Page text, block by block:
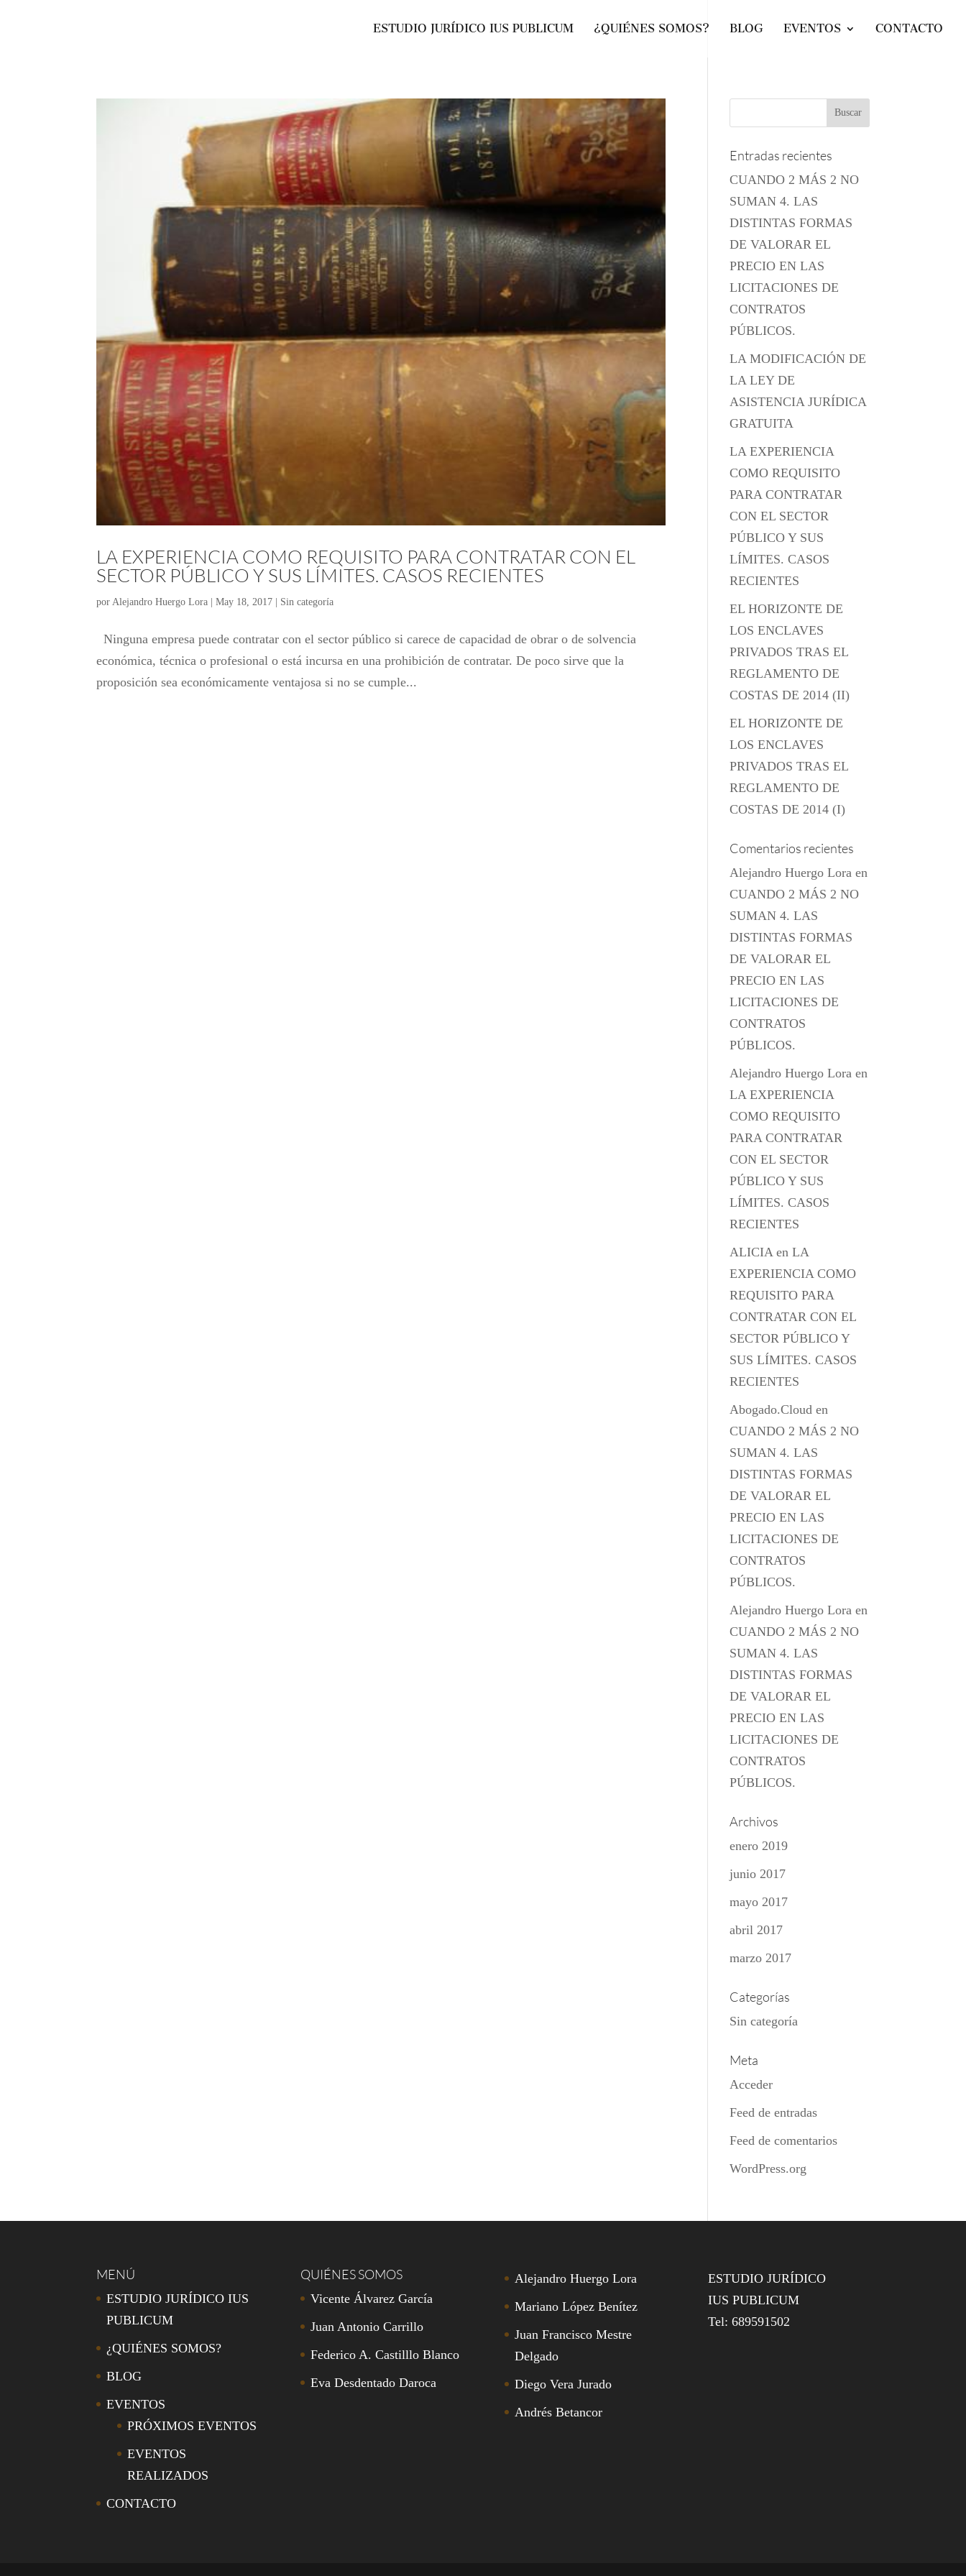
ESTUDIO JURÍDICO IUS PUBLICUM ¿QUIÉNES SOMOS? BLOG EVENTOS CONTACTO
LA EXPERIENCIA COMO REQUISITO PARA CONTRATAR CON EL
SECTOR PÚBLICO Y SUS LÍMITES. CASOS RECIENTES
por Alejandro Huergo Lora |May 18, 2017 | Sin categoría
Ninguna empresa puede contratar con el sector público si carece de capacidad de obrar o de solvencia
económica, técnica o profesional o está incursa en una prohibición de contratar. De poco sirve que la
proposición sea económicamente ventajosa si no se cumple...
Entradas recientes
CUANDO 2 MÁS 2 NO
SUMAN 4. LAS
DISTINTAS FORMAS
DE VALORAR EL
PRECIO EN LAS
LICITACIONES DE
CONTRATOS
PÚBLICOS.
LA MODIFICACIÓN DE
LA LEY DE
ASISTENCIA JURÍDICA
GRATUITA
LA EXPERIENCIA
COMO REQUISITO
PARA CONTRATAR
CON EL SECTOR
PÚBLICO Y SUS
LÍMITES. CASOS
RECIENTES
EL HORIZONTE DE
LOS ENCLAVES
PRIVADOS TRAS EL
REGLAMENTO DE
COSTAS DE 2014 (II)
EL HORIZONTE DE
LOS ENCLAVES
PRIVADOS TRAS EL
REGLAMENTO DE
COSTAS DE 2014 (I)
Comentarios recientes
Alejandro Huergo Lora en
CUANDO 2 MÁS 2 NO
SUMAN 4. LAS
DISTINTAS FORMAS
DE VALORAR EL
PRECIO EN LAS
LICITACIONES DE
CONTRATOS
PÚBLICOS.
Alejandro Huergo Lora en
LA EXPERIENCIA
COMO REQUISITO
PARA CONTRATAR
CON EL SECTOR
PÚBLICO Y SUS
LÍMITES. CASOS
RECIENTES
ALICIAenLA
EXPERIENCIA COMO
REQUISITO PARA
CONTRATAR CON EL
SECTOR PÚBLICO Y
SUS LÍMITES. CASOS
RECIENTES
Abogado.Cloud en
CUANDO 2 MÁS 2 NO
SUMAN 4. LAS
DISTINTAS FORMAS
DE VALORAR EL
PRECIO EN LAS
LICITACIONES DE
CONTRATOS
PÚBLICOS.
Alejandro Huergo Lora en
CUANDO 2 MÁS 2 NO
SUMAN 4. LAS
DISTINTAS FORMAS
DE VALORAR EL
PRECIO EN LAS
LICITACIONES DE
CONTRATOS
PÚBLICOS.
Archivos
enero 2019
junio 2017
mayo 2017
abril 2017
marzo 2017
Categorías
Sin categoría
Meta
Acceder
Feed de entradas
Feed de comentarios
WordPress.org
MENÚ
ESTUDIO JURÍDICO IUS
PUBLICUM
¿QUIÉNES SOMOS?
BLOG
EVENTOS
PRÓXIMOS EVENTOS
EVENTOS
REALIZADOS
CONTACTO
QUIÉNES SOMOS
Vicente Álvarez García
Juan Antonio Carrillo
Federico A. Castilllo Blanco
Eva Desdentado Daroca
Alejandro Huergo Lora
Mariano López Benítez
Juan Francisco Mestre
Delgado
Diego Vera Jurado
Andrés Betancor
ESTUDIO JURÍDICO
IUS PUBLICUM
Tel: 689591502